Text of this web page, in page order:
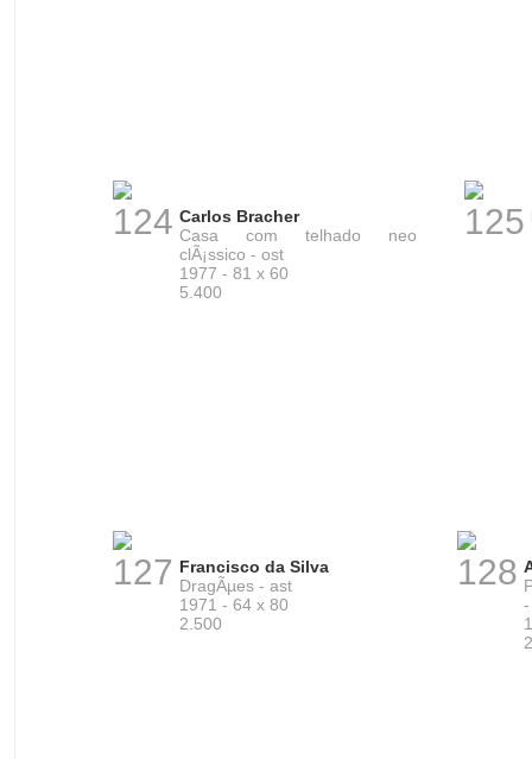
124 Carlos Bracher
Casa com telhado neo
clÃ¡ssico - ost
1977 - 81 x 60
5.400
125
127 Francisco da Silva
DragÃµes - ast
1971 - 64 x 80
2.500
128